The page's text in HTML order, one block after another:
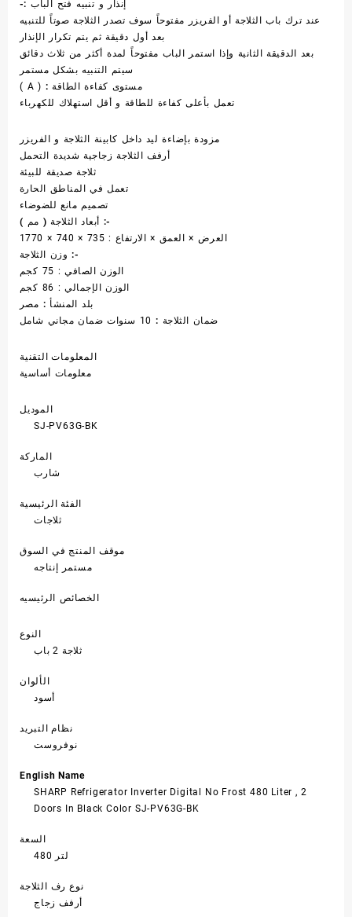
إنذار و تنبيه فتح الباب :-
عند ترك باب الثلاجة أو الفريزر مفتوحاً سوف تصدر الثلاجة صوتاً للتنبيه
بعد أول دقيقة ثم يتم تكرار الإنذار
بعد الدقيقة الثانية وإذا استمر الباب مفتوحاً لمدة أكثر من ثلاث دقائق
سيتم التنبيه بشكل مستمر
مستوى كفاءة الطاقة : ( A )
تعمل بأعلى كفاءة للطاقة و أقل استهلاك للكهرباء
مزودة بإضاءة ليد داخل كابينة الثلاجة و الفريزر
أرفف الثلاجة زجاجية شديدة التحمل
ثلاجة صديقة للبيئة
تعمل في المناطق الحارة
تصميم مانع للضوضاء
أبعاد الثلاجة ( مم ) :-
العرض × العمق × الارتفاع : 735 × 740 × 1770
وزن الثلاجة :-
الوزن الصافي : 75 كجم
الوزن الإجمالي : 86 كجم
بلد المنشأ : مصر
ضمان الثلاجة :10 سنوات ضمان مجاني شامل
المعلومات التقنية
معلومات أساسية
الموديل
SJ-PV63G-BK
الماركة
شارب
الفئة الرئيسية
ثلاجات
موقف المنتج في السوق
مستمر إنتاجه
الخصائص الرئيسيه
النوع
ثلاجة 2 باب
الألوان
أسود
نظام التبريد
نوفروست
English Name
SHARP Refrigerator Inverter Digital No Frost 480 Liter , 2
Doors In Black Color SJ-PV63G-BK
السعة
480 لتر
نوع رف الثلاجة
أرفف زجاج